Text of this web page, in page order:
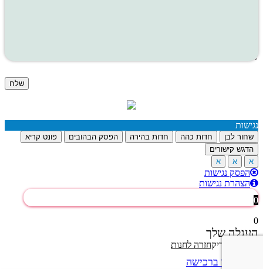
נגישות
שחור לבן חדות כהה חדות בהירה הפסק הבהובים
פונט קריא
הדגש קישורים
א
א א
הפסק נגישות
הצהרת נגישות
0
0
העגלה שלך
הסל שלך ריקחזרה לחנות
המשך ברכישה